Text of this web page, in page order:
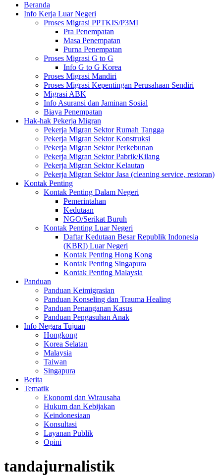
Beranda
Info Kerja Luar Negeri
Proses Migrasi PPTKIS/P3MI
Pra Penempatan
Masa Penempatan
Purna Penempatan
Proses Migrasi G to G
Info G to G Korea
Proses Migrasi Mandiri
Proses Migrasi Kepentingan Perusahaan Sendiri
Migrasi ABK
Info Asuransi dan Jaminan Sosial
Biaya Penempatan
Hak-hak Pekerja Migran
Pekerja Migran Sektor Rumah Tangga
Pekerja Migran Sektor Konstruksi
Pekerja Migran Sektor Perkebunan
Pekerja Migran Sektor Pabrik/Kilang
Pekerja Migran Sektor Kelautan
Pekerja Migran Sektor Jasa (cleaning service, restoran)
Kontak Penting
Kontak Penting Dalam Negeri
Pemerintahan
Kedutaan
NGO/Serikat Buruh
Kontak Penting Luar Negeri
Daftar Kedutaan Besar Republik Indonesia
(KBRI) Luar Negeri
Kontak Penting Hong Kong
Kontak Penting Singapura
Kontak Penting Malaysia
Panduan
Panduan Keimigrasian
Panduan Konseling dan Trauma Healing
Panduan Penanganan Kasus
Panduan Pengasuhan Anak
Info Negara Tujuan
Hongkong
Korea Selatan
Malaysia
Taiwan
Singapura
Berita
Tematik
Ekonomi dan Wirausaha
Hukum dan Kebijakan
Keindonesiaan
Konsultasi
Layanan Publik
Opini
tandajurnalistik